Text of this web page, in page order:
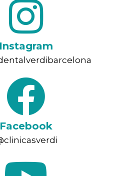
Instagram
Facebook